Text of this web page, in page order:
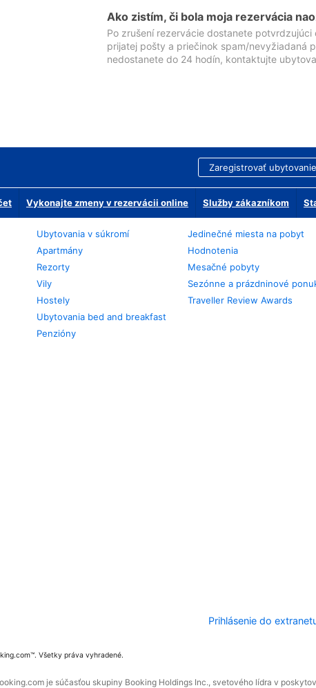
Ako zistím, či bola moja rezervácia
Po zrušení rezervácie dostanete
prijatej pošty a priečinok spam/nevyžiadaná
nedostanete do 24 hodín, kontaktujte
Zaregistrovať ubytovanie
Vykonajte zmeny v rezervácii online Služby zákazníkom
Ubytovania v súkromí
Apartmány
Rezorty
Vily
Hostely
Ubytovania bed and breakfast
Penzióny
Jedinečné miesta na pobyt
Hodnotenia
Mesačné pobyty
Sezónne a prázdninové
Traveller Review Awards
Prihlásenie do
Všetky práva vyhradené.
je súčasťou skupiny Booking Holdings Inc., svetového lídra v